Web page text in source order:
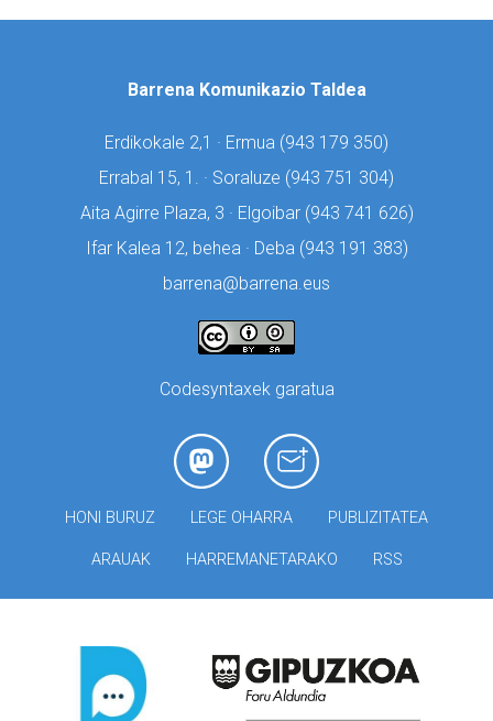
Barrena Komunikazio Taldea
Erdikokale 2,1 · Ermua (943 179 350)
Errabal 15, 1. · Soraluze (943 751 304)
Aita Agirre Plaza, 3 · Elgoibar (943 741 626)
Ifar Kalea 12, behea · Deba (943 191 383)
barrena@barrena.eus
Codesyntaxek garatua
HONI BURUZ LEGE OHARRA PUBLIZITATEA
ARAUAK HARREMANETARAKO RSS